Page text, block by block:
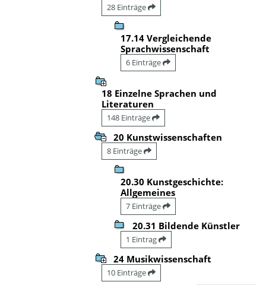
28 Einträge
17.14 Vergleichende
Sprachwissenschaft
6 Einträge
18 Einzelne Sprachen und
Literaturen
148 Einträge
20 Kunstwissenschaften
8 Einträge
20.30 Kunstgeschichte:
Allgemeines
7 Einträge
20.31 Bildende Künstler
1 Eintrag
24 Musikwissenschaft
10 Einträge